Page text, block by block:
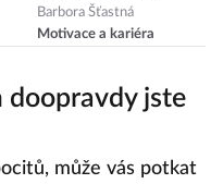
telefon nebo
poslouchejte
Barbora Šťastná
Motivace a kariéra
doopravdy jste
může vás potkat